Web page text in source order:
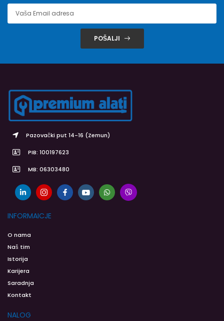
POŠALJI
Pazovački put 14-16 (Zemun)
PIB: 100197623
MB: 06303480
INFORMAICJE
O nama
Naš tim
Istorija
Karijera
Saradnja
Kontakt
NALOG